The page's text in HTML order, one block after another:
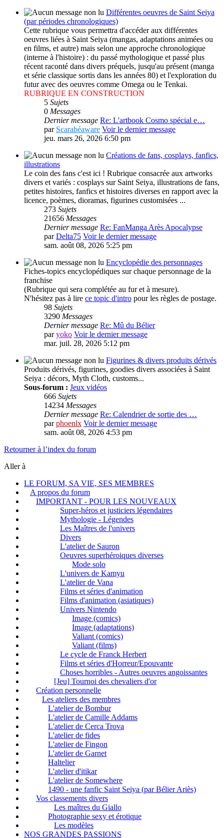
Différentes oeuvres de Saint Seiya
(par périodes chronologiques)
Cette rubrique vous permettra d'accéder aux différentes
oeuvres liées à Saint Seiya (mangas, adaptations animées ou
en films, et autre) mais selon une approche chronologique
(interne à l'histoire) : du passé mythologique et passé plus
récent raconté dans divers préquels, jusqu'au présent (manga
et série classique sortis dans les années 80) et l'exploration du
futur avec des oeuvres comme Omega ou le Tenkai.
RUBRIQUE EN CONSTRUCTION
5 Sujets
0 Messages
Dernier message Re: L'artbook Cosmo spécial e…
par Scarabéaware Voir le dernier message
jeu. mars 26, 2026 6:50 pm
Créations de fans, cosplays, fanfics,
illustrations
Le coin des fans c'est ici ! Rubrique consacrée aux artworks
divers et variés : cosplays sur Saint Seiya, illustrations de fans,
petites histoires, fanfics et histoires diverses en rapport avec la
licence, poèmes, dioramas, figurines customisées ...
273 Sujets
21656 Messages
Dernier message Re: FanManga Arès Apocalypse
parDelta75 Voir le dernier message
sam. août 08, 2026 5:25 pm
Encyclopédie des personnages
Fiches-topics encyclopédiques sur chaque personnage de la
franchise
(Rubrique qui sera complétée au fur et à mesure).
N'hésitez pas à lire ce topic d'intro pour les règles de postage.
98 Sujets
3290 Messages
Dernier message Re: Mû du Bélier
paryoko Voir le dernier message
mar. juil. 28, 2026 5:12 pm
Figurines & divers produits dérivés
Produits dérivés, figurines, goodies divers associées à Saint
Seiya : décors, Myth Cloth, customs...
Sous-forum : Jeux vidéos
666 Sujets
14234 Messages
Dernier message Re: Calendrier de sortie des …
parphoenlx Voir le dernier message
sam. août 08, 2026 4:53 pm
Retourner à l’index du forum
Aller à
LE FORUM, SA VIE, SES MEMBRES
A propos du forum
IMPORTANT - POUR LES NOUVEAUX
Super-héros et justiciers légendaires
Mythologie - Légendes
Les Maîtres de l'univers
Divers
L'atelier de Sauron
Oeuvres superhéroiques diverses
Mode solo
L'univers de Kamyu
L'atelier de Vana
Films et séries d'animation
Films d'animation (asiatiques)
Univers Nintendo
Image (comics)
Image (adaptations)
Valiant (comics)
Valiant (films)
Le cycle de Franck Herbert
Films et séries d'Horreur/Epouvante
Choses horribles - Autres oeuvres angoissantes
[Jeu] Tournoi des chevaliers d'or
Création personnelle
Les ateliers des membres
L'atelier de Bombur
L'atelier de Camille Addams
L'atelier de Cerca Trova
L'atelier de fides
L'atelier de Fingon
L'atelier de Garnet
Haltelier
L'atelier d'itikar
L'atelier de Somewhere
1490 - une fanfic Saint Seiya (par Bélier Ariès)
Vos classements divers
Les maîtres du Giallo
Photographie sexy et érotique
Les modèles
NOS GRANDES PASSIONS